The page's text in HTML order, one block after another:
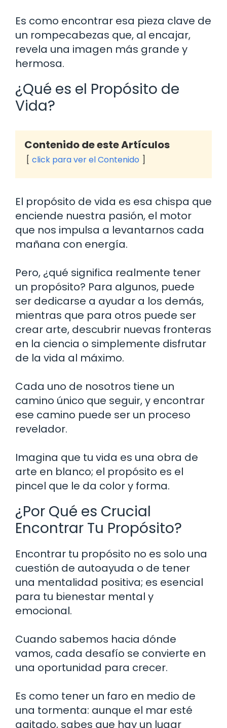
Es como encontrar esa pieza clave de
un rompecabezas que, al encajar,
revela una imagen más grande y
hermosa.
¿Qué es el Propósito de
Vida?
Contenido de este Artículos
click para ver el Contenido
El propósito de vida es esa chispa que
enciende nuestra pasión, el motor
que nos impulsa a levantarnos cada
mañana con energía.
Pero, ¿qué significa realmente tener
un propósito? Para algunos, puede
ser dedicarse a ayudar a los demás,
mientras que para otros puede ser
crear arte, descubrir nuevas fronteras
en la ciencia o simplemente disfrutar
de la vida al máximo.
Cada uno de nosotros tiene un
camino único que seguir, y encontrar
ese camino puede ser un proceso
revelador.
Imagina que tu vida es una obra de
arte en blanco; el propósito es el
pincel que le da color y forma.
¿Por Qué es Crucial
Encontrar Tu Propósito?
Encontrar tu propósito no es solo una
cuestión de autoayuda o de tener
una mentalidad positiva; es esencial
para tu bienestar mental y
emocional.
Cuando sabemos hacia dónde
vamos, cada desafío se convierte en
una oportunidad para crecer.
Es como tener un faro en medio de
una tormenta: aunque el mar esté
agitado, sabes que hay un lugar